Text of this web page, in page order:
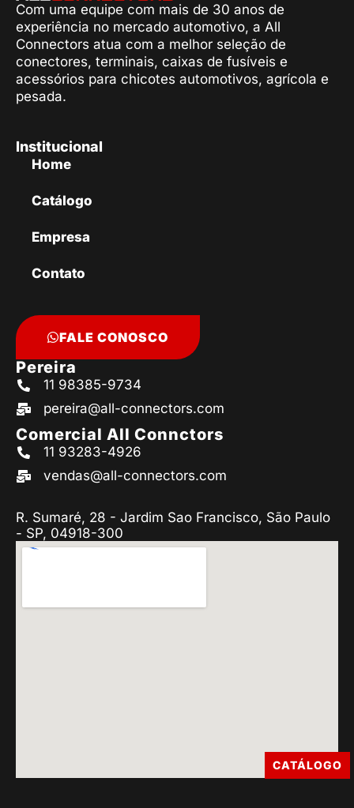
Com uma equipe com mais de 30 anos de
experiência no mercado automotivo, a All
Connectors atua com a melhor seleção de
conectores, terminais, caixas de fusíveis e
acessórios para chicotes automotivos, agrícola e
pesada.
Institucional
Home
Catálogo
Empresa
Contato
FALE CONOSCO
Pereira
11 98385-9734
pereira@all-connectors.com
Comercial All Connctors
11 93283-4926
vendas@all-connectors.com
R. Sumaré, 28 - Jardim Sao Francisco, São Paulo
- SP, 04918-300
CATÁLOGO